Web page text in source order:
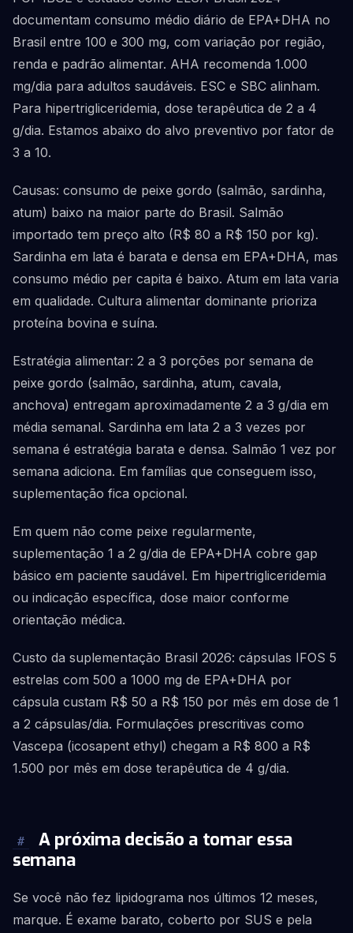
documentam consumo médio diário de EPA+DHA no
Brasil entre 100 e 300 mg, com variação por região,
renda e padrão alimentar. AHA recomenda 1.000
mg/dia para adultos saudáveis. ESC e SBC alinham.
Para hipertrigliceridemia, dose terapêutica de 2 a 4
g/dia. Estamos abaixo do alvo preventivo por fator de
3 a 10.
Causas: consumo de peixe gordo (salmão, sardinha,
atum) baixo na maior parte do Brasil. Salmão
importado tem preço alto (R$ 80 a R$ 150 por kg).
Sardinha em lata é barata e densa em EPA+DHA, mas
consumo médio per capita é baixo. Atum em lata varia
em qualidade. Cultura alimentar dominante prioriza
proteína bovina e suína.
Estratégia alimentar: 2 a 3 porções por semana de
peixe gordo (salmão, sardinha, atum, cavala,
anchova) entregam aproximadamente 2 a 3 g/dia em
média semanal. Sardinha em lata 2 a 3 vezes por
semana é estratégia barata e densa. Salmão 1 vez por
semana adiciona. Em famílias que conseguem isso,
suplementação fica opcional.
Em quem não come peixe regularmente,
suplementação 1 a 2 g/dia de EPA+DHA cobre gap
básico em paciente saudável. Em hipertrigliceridemia
ou indicação específica, dose maior conforme
orientação médica.
Custo da suplementação Brasil 2026: cápsulas IFOS 5
estrelas com 500 a 1000 mg de EPA+DHA por
cápsula custam R$ 50 a R$ 150 por mês em dose de 1
a 2 cápsulas/dia. Formulações prescritivas como
Vascepa (icosapent ethyl) chegam a R$ 800 a R$
1.500 por mês em dose terapêutica de 4 g/dia.
#
A próxima decisão a tomar essa
semana
Se você não fez lipidograma nos últimos 12 meses,
marque. É exame barato, coberto por SUS e pela